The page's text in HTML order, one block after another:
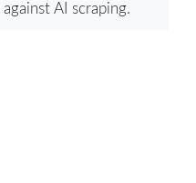
AI scraping.